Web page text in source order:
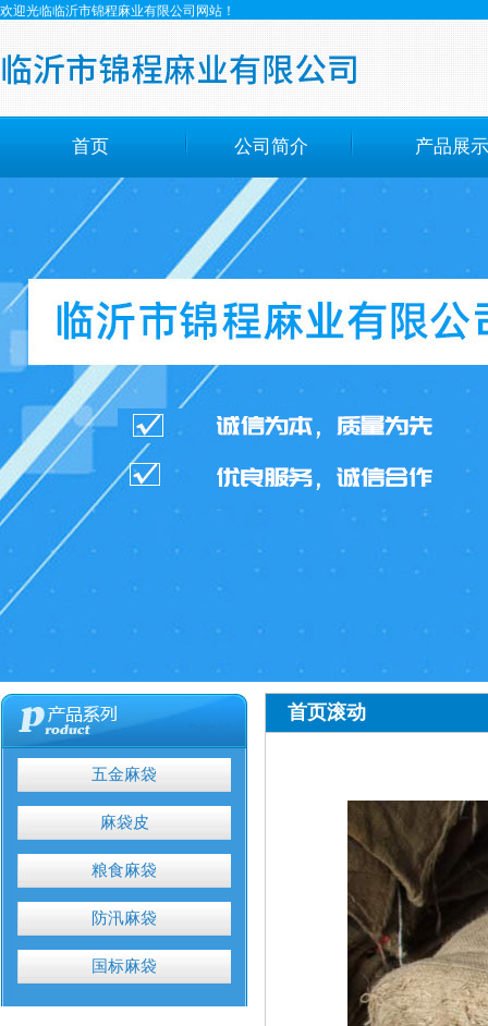
欢迎光临临沂市锦程麻业有限公司网站！
首页 公司简介 产品展示
五金麻袋
麻袋皮
粮食麻袋
防汛麻袋
国标麻袋
首页滚动